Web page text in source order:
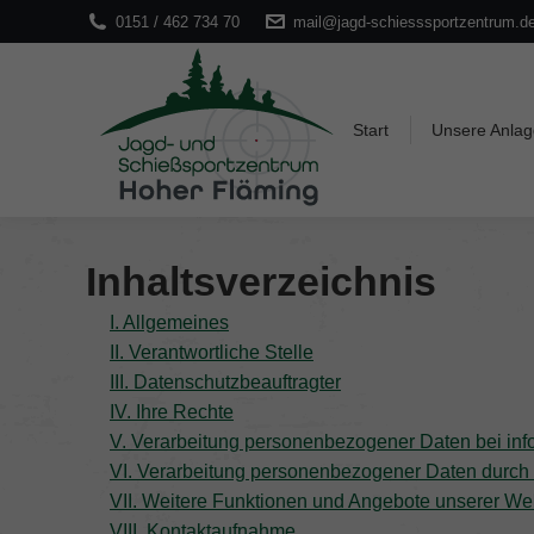
0151 / 462 734 70 mail@jagd-
Start Unsere
Inhaltsverzeichnis
I. Allgemeines
II. Verantwortliche Stelle
III. Datenschutzbeauftragter
IV. Ihre Rechte
V. Verarbeitung personenbezogener Daten bei
VI. Verarbeitung personenbezogener Daten
VII. Weitere Funktionen und Angebote unserer
0151 / 462 734 70 mail@jagd-
Start